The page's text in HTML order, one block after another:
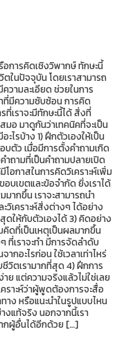
การคิดเชิงวิพากษ์ ทักษะนี้
ในปัจจุบัน โดยเราสามารถ
วามละเอียด ช่วยในการ
ที่มีความซับซ้อน การคิด
ที่เราจะมีทักษะนี้ได้ สิ่งที่
มาดูกันว่าเทคนิคที่จะเป็น
ไรบ้าง 1) ฝึกตัวเองให้เป็น
ตัว เมื่อมีการตั้งคำถามเกิด
ถามที่เป็นคำถามปลายเปิด
โอกาสในการคิดวิเคราะห์เพิ่ม
อบเขตและข้อจำกัด ยิ่งเราได้
ากขึ้น เราจะสามารถนำ
วิเคราะห์สิ่งต่างๆ ได้อย่าง
ดให้กับตัวเองได้ 3) คิดอย่าง
คิดที่เป็นเหตุเป็นผลมากขึ้น
ที่เราจะทำ มีการจัดลำดับ
กอะไรก่อน ใช้เวลาเท่าไหร่
วิตเรามากที่สุด 4) ฝึกการ
ย แต่ความจริงแล้วไม่ใช่เลย
ราะห์ว่าผู้พูดต้องการจะสื่อ
าง หรือแนะนำในรูปแบบไหน
งแท้จริง นอกจากนี้เรา
กผู้อื่นได้อีกด้วย […]